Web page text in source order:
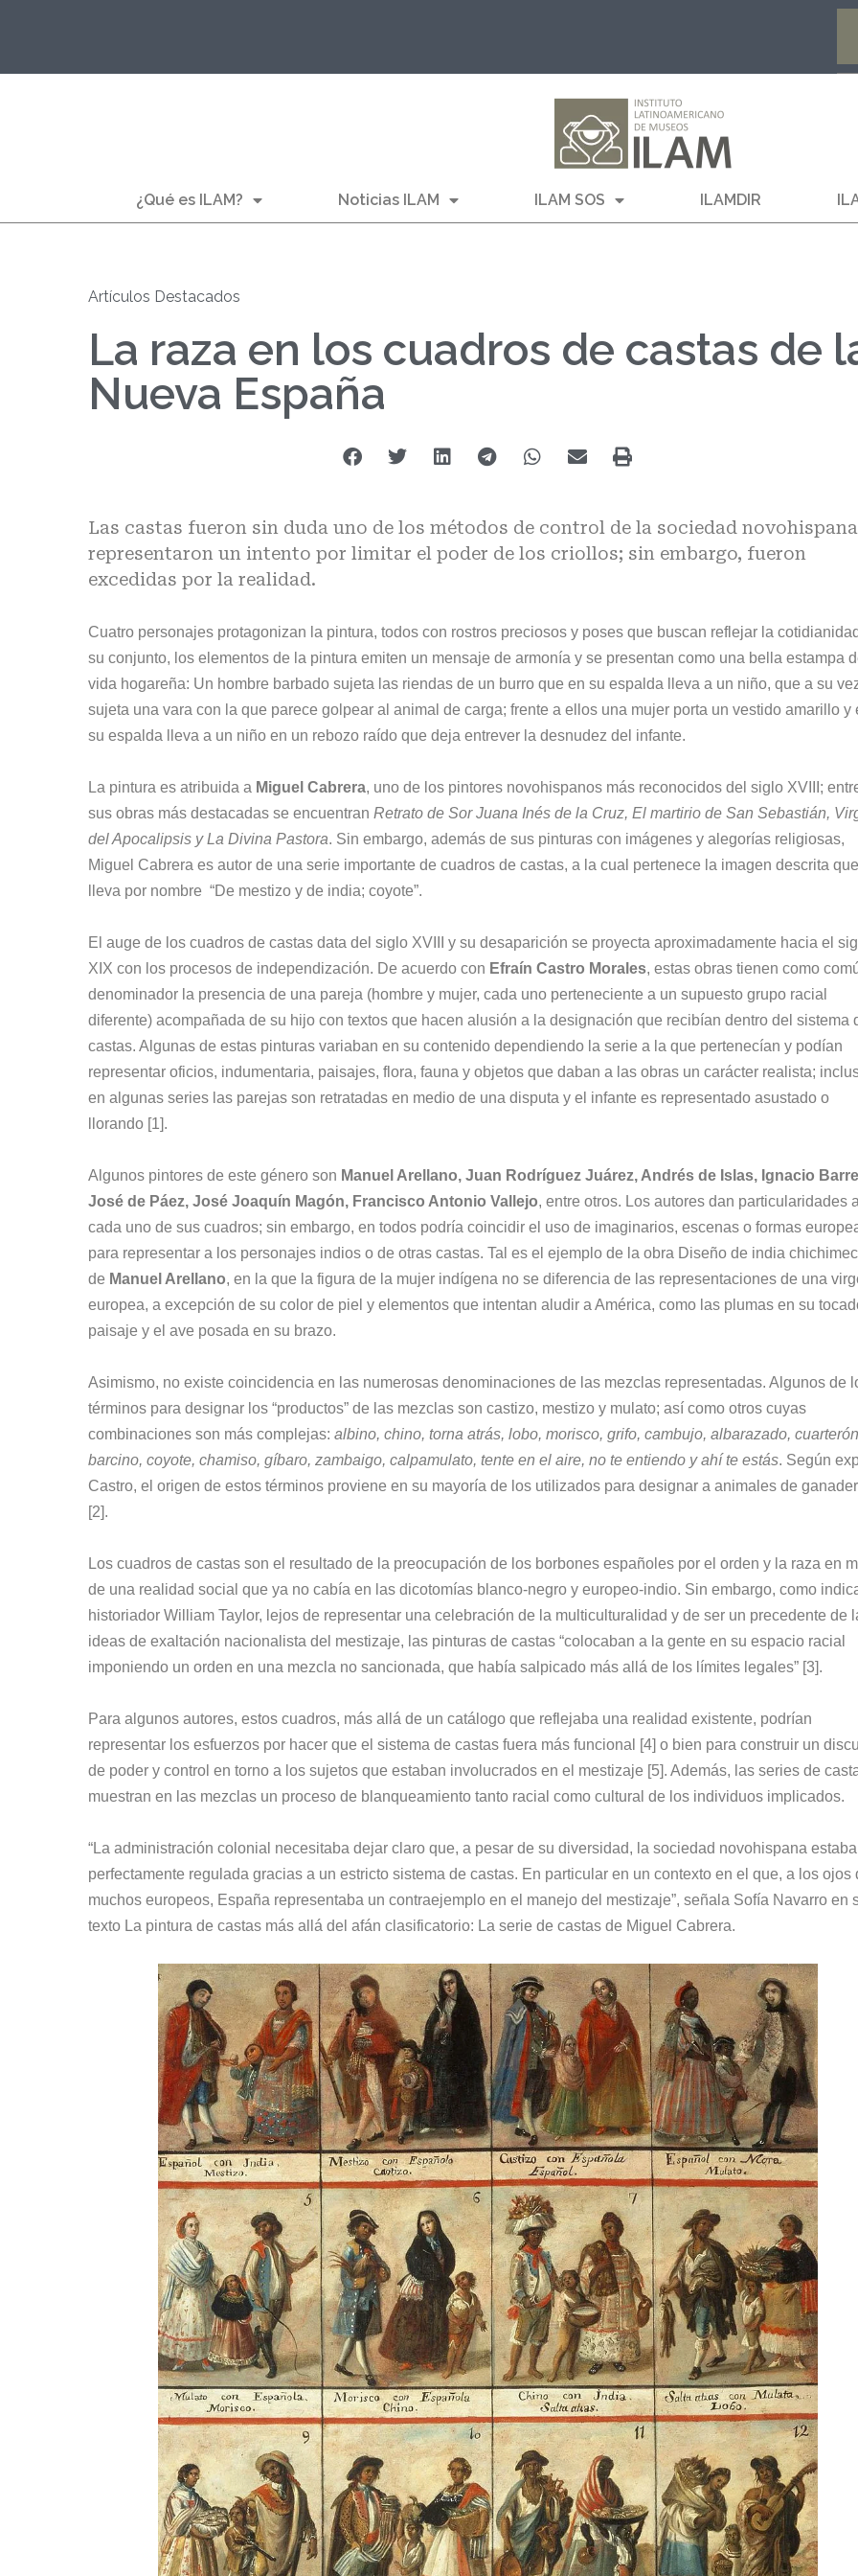
¿Qué es ILAM? Noticias ILAM ILAM SOS ILAMDIR
Artículos Destacados
La raza en los cuadros de castas de
Nueva España
Las castas fueron sin duda uno de los métodos de control de la sociedad
representaron un intento por limitar el poder de los criollos; sin embargo, fueron
excedidas por la realidad.
Cuatro personajes protagonizan la pintura, todos con rostros preciosos y poses que buscan reflejar la
su conjunto, los elementos de la pintura emiten un mensaje de armonía y se presentan como una bella estampa
vida hogareña: Un hombre barbado sujeta las riendas de un burro que en su espalda lleva a un niño, que a su
sujeta una vara con la que parece golpear al animal de carga; frente a ellos una mujer porta un vestido amarillo y
su espalda lleva a un niño en un rebozo raído que deja entrever la desnudez del infante.
La pintura es atribuida a Miguel Cabrera, uno de los pintores novohispanos más reconocidos del siglo XVIII;
sus obras más destacadas se encuentran Retrato de Sor Juana Inés de la Cruz, El martirio de San Sebastián,
del Apocalipsis y La Divina Pastora. Sin embargo, además de sus pinturas con imágenes y alegorías religiosas,
Miguel Cabrera es autor de una serie importante de cuadros de castas, a la cual pertenece la imagen descrita que
lleva por nombre “De mestizo y de india; coyote”.
El auge de los cuadros de castas data del siglo XVIII y su desaparición se proyecta aproximadamente hacia el
XIX con los procesos de independización. De acuerdo con Efraín Castro Morales, estas obras tienen como
denominador la presencia de una pareja (hombre y mujer, cada uno perteneciente a un supuesto grupo racial
diferente) acompañada de su hijo con textos que hacen alusión a la designación que recibían dentro del sistema
castas. Algunas de estas pinturas variaban en su contenido dependiendo la serie a la que pertenecían y podían
representar oficios, indumentaria, paisajes, flora, fauna y objetos que daban a las obras un carácter realista;
en algunas series las parejas son retratadas en medio de una disputa y el infante es representado asustado o
llorando [1].
Algunos pintores de este género son Manuel Arellano, Juan Rodríguez Juárez, Andrés de Islas, Ignacio
José de Páez, José Joaquín Magón, Francisco Antonio Vallejo, entre otros. Los autores dan particularidades a
cada uno de sus cuadros; sin embargo, en todos podría coincidir el uso de imaginarios, escenas o formas
para representar a los personajes indios o de otras castas. Tal es el ejemplo de la obra Diseño de india
de Manuel Arellano, en la que la figura de la mujer indígena no se diferencia de las representaciones de una
europea, a excepción de su color de piel y elementos que intentan aludir a América, como las plumas en su
paisaje y el ave posada en su brazo.
Asimismo, no existe coincidencia en las numerosas denominaciones de las mezclas representadas. Algunos de
términos para designar los “productos” de las mezclas son castizo, mestizo y mulato; así como otros cuyas
combinaciones son más complejas: albino, chino, torna atrás, lobo, morisco, grifo, cambujo, albarazado,
barcino, coyote, chamiso, gíbaro, zambaigo, calpamulato, tente en el aire, no te entiendo y ahí te estás. Según
Castro, el origen de estos términos proviene en su mayoría de los utilizados para designar a animales de
[2].
Los cuadros de castas son el resultado de la preocupación de los borbones españoles por el orden y la raza en
de una realidad social que ya no cabía en las dicotomías blanco-negro y europeo-indio. Sin embargo, como
historiador William Taylor, lejos de representar una celebración de la multiculturalidad y de ser un precedente de
ideas de exaltación nacionalista del mestizaje, las pinturas de castas “colocaban a la gente en su espacio racial
imponiendo un orden en una mezcla no sancionada, que había salpicado más allá de los límites legales” [3].
Para algunos autores, estos cuadros, más allá de un catálogo que reflejaba una realidad existente, podrían
representar los esfuerzos por hacer que el sistema de castas fuera más funcional [4] o bien para construir un
de poder y control en torno a los sujetos que estaban involucrados en el mestizaje [5]. Además, las series de
muestran en las mezclas un proceso de blanqueamiento tanto racial como cultural de los individuos implicados.
“La administración colonial necesitaba dejar claro que, a pesar de su diversidad, la sociedad novohispana estaba
perfectamente regulada gracias a un estricto sistema de castas. En particular en un contexto en el que, a los ojos
muchos europeos, España representaba un contraejemplo en el manejo del mestizaje”, señala Sofía Navarro en
texto La pintura de castas más allá del afán clasificatorio: La serie de castas de Miguel Cabrera.